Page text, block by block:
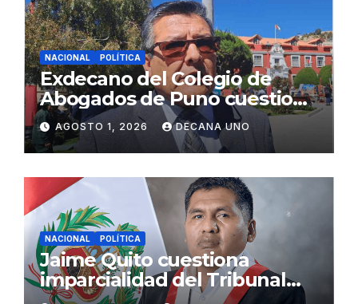
NACIONAL POLÍTICA
Exdecano del Colegio de
Abogados de Puno cuestiona
propuestas sobre seguridad
ciudadana
AGOSTO 1, 2026 DECANA UNO
NACIONAL POLÍTICA
Jaime Quito cuestiona
imparcialidad del Tribunal
Constitucional tras liberación